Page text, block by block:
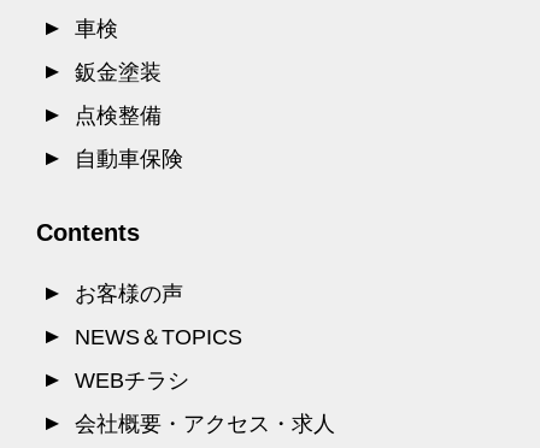
車検
鈑金塗装
点検整備
自動車保険
Contents
お客様の声
NEWS＆TOPICS
WEBチラシ
会社概要・アクセス・求人